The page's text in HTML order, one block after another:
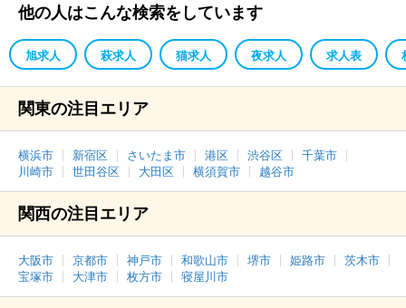
他の人はこんな検索をしています
旭求人 萩求人 猫求人 夜求人 求人表
関東の注目エリア
横浜市 新宿区 さいたま市 港区 渋谷区
千葉市
川崎市
世田谷区 大田区 横須賀市 越谷市
関西の注目エリア
大阪市 京都市 神戸市 和歌山市 堺市 姫路市
茨木市
宝塚市
大津市 枚方市 寝屋川市